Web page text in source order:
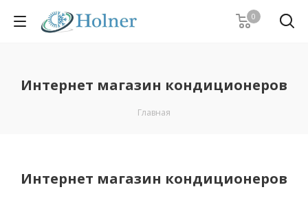
0
Интернет магазин кондиционеров
Главная
Интернет магазин кондиционеров